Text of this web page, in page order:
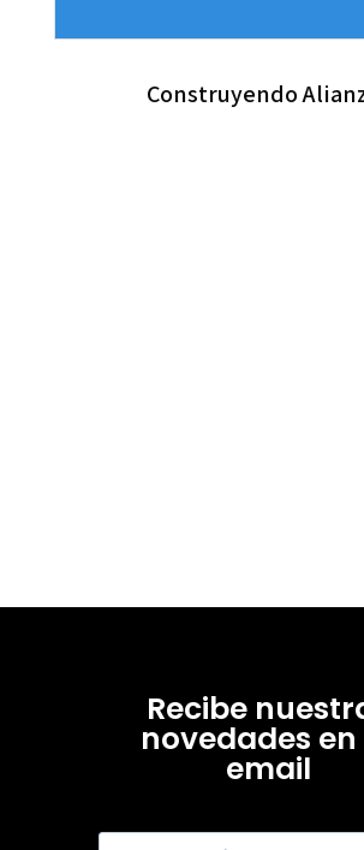
Construyendo
Recibe
novedades
email